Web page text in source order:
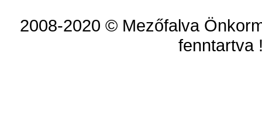
2008-2020 © Mezőfalva
fenntartva